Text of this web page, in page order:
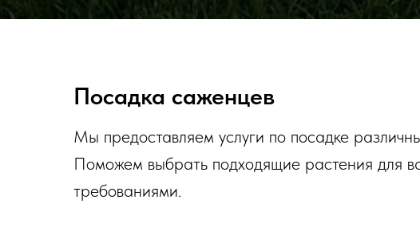
Посадка саженцев
Мы предоставляем услуги по посадке
Поможем выбрать подходящие растения для
требованиями.